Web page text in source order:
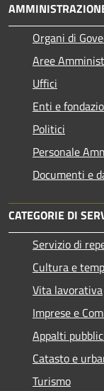
Organi di
Aree
Uffici
Enti e
Politici
Personale
Documenti e
CATEGORIE DI
Servizio di
Cultura e
Vita lavorativa
Imprese e
Appalti
Catasto e
Turismo